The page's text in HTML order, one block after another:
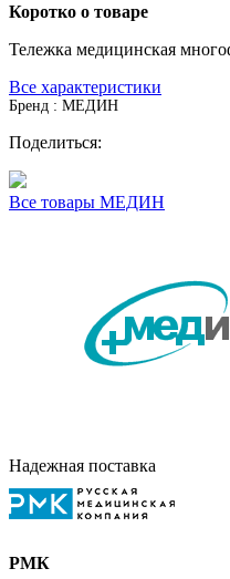
Коротко о товаре
Тележка медицинская
Все характеристики
Бренд : МЕДИН
Поделиться:
Все товары МЕДИН
Надежная поставка
РМК